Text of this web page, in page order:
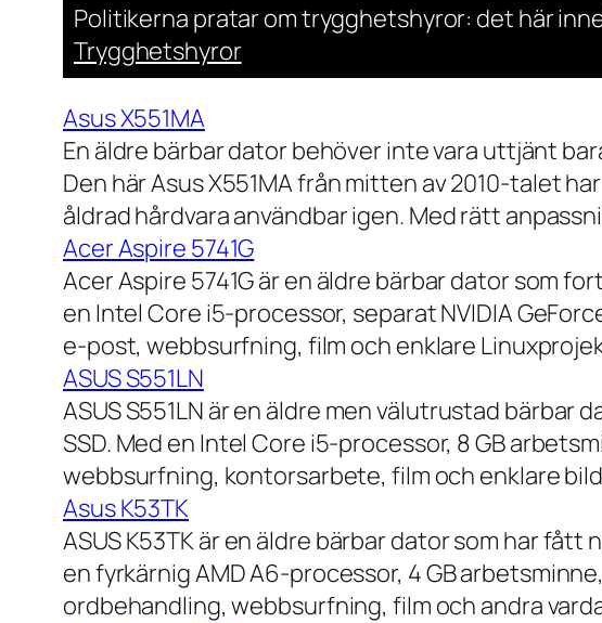
Politikerna pratar om trygghetshyror: det här
Trygghetshyror
Asus X551MA
En äldre bärbar dator behöver inte vara uttjänt
Den här Asus X551MA från mitten av 2010-talet
åldrad hårdvara användbar igen. Med rätt
Acer Aspire 5741G
Acer Aspire 5741G är en äldre bärbar dator som
en Intel Core i5-processor, separat NVIDIA
e-post, webbsurfning, film och enklare
ASUS S551LN
ASUS S551LN är en äldre men välutrustad bärbar
SSD. Med en Intel Core i5-processor, 8 GB
webbsurfning, kontorsarbete, film och enklare
Asus K53TK
ASUS K53TK är en äldre bärbar dator som har fått
en fyrkärnig AMD A6-processor, 4 GB
ordbehandling, webbsurfning, film och andra